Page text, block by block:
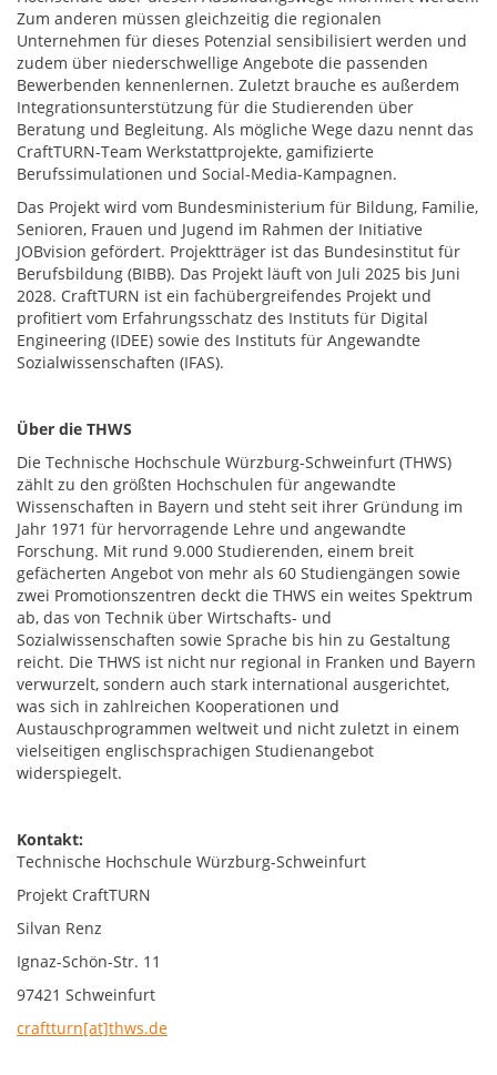
Zum anderen müssen gleichzeitig die regionalen
Unternehmen für dieses Potenzial sensibilisiert werden und
zudem über niederschwellige Angebote die passenden
Bewerbenden kennenlernen. Zuletzt brauche es außerdem
Integrationsunterstützung für die Studierenden über
Beratung und Begleitung. Als mögliche Wege dazu nennt das
CraftTURN-Team Werkstattprojekte, gamifizierte
Berufssimulationen und Social-Media-Kampagnen.
Das Projekt wird vom Bundesministerium für Bildung, Familie,
Senioren, Frauen und Jugend im Rahmen der Initiative
JOBvision gefördert. Projektträger ist das Bundesinstitut für
Berufsbildung (BIBB). Das Projekt läuft von Juli 2025 bis Juni
2028. CraftTURN ist ein fachübergreifendes Projekt und
profitiert vom Erfahrungsschatz des Instituts für Digital
Engineering (IDEE) sowie des Instituts für Angewandte
Sozialwissenschaften (IFAS).
Über die THWS
Die Technische Hochschule Würzburg-Schweinfurt (THWS)
zählt zu den größten Hochschulen für angewandte
Wissenschaften in Bayern und steht seit ihrer Gründung im
Jahr 1971 für hervorragende Lehre und angewandte
Forschung. Mit rund 9.000 Studierenden, einem breit
gefächerten Angebot von mehr als 60 Studiengängen sowie
zwei Promotionszentren deckt die THWS ein weites Spektrum
ab, das von Technik über Wirtschafts- und
Sozialwissenschaften sowie Sprache bis hin zu Gestaltung
reicht. Die THWS ist nicht nur regional in Franken und Bayern
verwurzelt, sondern auch stark international ausgerichtet,
was sich in zahlreichen Kooperationen und
Austauschprogrammen weltweit und nicht zuletzt in einem
vielseitigen englischsprachigen Studienangebot
widerspiegelt.
Kontakt:
Technische Hochschule Würzburg-Schweinfurt
Projekt CraftTURN
Silvan Renz
Ignaz-Schön-Str. 11
97421 Schweinfurt
craftturn[at]thws.de